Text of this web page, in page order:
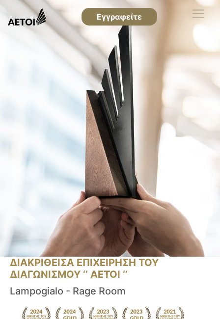
Εγγραφείτε
ΔΙΑΚΡΙΘΕΙΣΑ ΕΠΙΧΕΙΡΗΣΗ ΤΟΥ
ΔΙΑΓΩΝΙΣΜΟΥ ‘’ ΑΕΤΟΙ ‘’
Lampogialo - Rage Room